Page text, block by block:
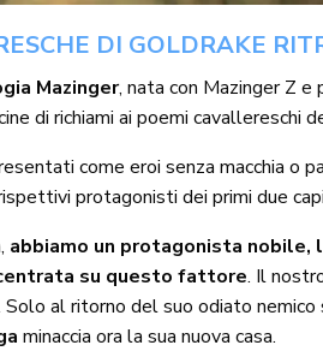
DI GOLDRAKE
Mazinger, nata con Mazinger Z e
di richiami ai poemi cavallereschi
come eroi senza macchia o
protagonisti dei primi due
abbiamo un protagonista nobile,
su questo fattore. Il
al ritorno del suo odiato
minaccia ora la sua nuova casa.